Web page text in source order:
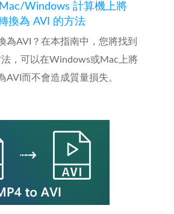
Windows 計算機上將
換為 AVI 的方法
為AVI？在本指南中，您將找到
，可以在Windows或Mac上將
AVI而不會造成質量損失。